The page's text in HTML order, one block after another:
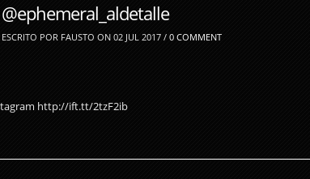
@ephemeral_aldetalle
ESCRITO POR FAUSTO ON 02 JUL 2017 / 0 COMMENT
http://ift.tt/2tzF2ib